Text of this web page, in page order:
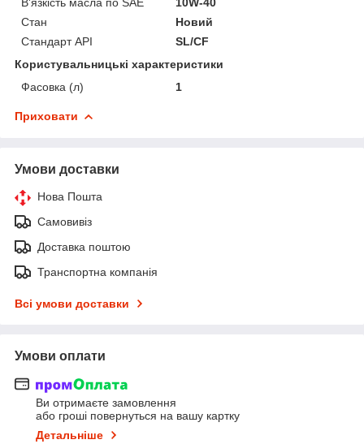
Стан
Новий
Стандарт API
SL/CF
Користувальницькі характеристики
Фасовка (л)
1
Приховати
Умови доставки
Нова Пошта
Самовивіз
Доставка поштою
Транспортна компанія
Всі умови доставки
Умови оплати
Ви отримаєте замовлення
або гроші повернуться на вашу картку
Детальніше